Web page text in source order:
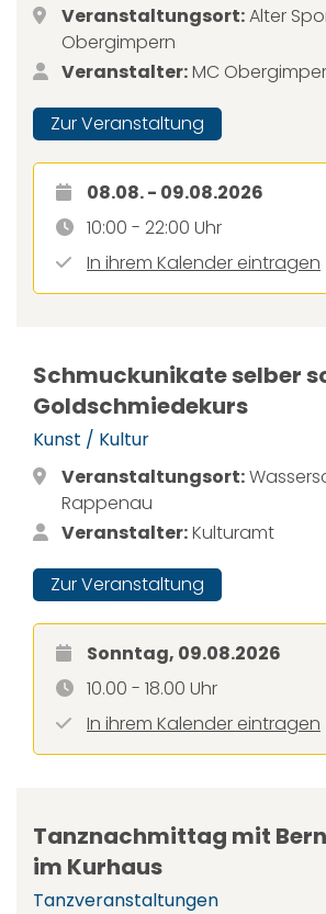
Veranstaltungsort:Alter
Obergimpern
Veranstalter:MC
Zur Veranstaltung
08.08. - 09.08.2026
10:00 - 22:00 Uhr
In ihrem Kalender eintragen
Schmuckunikate selber
Goldschmiedekurs
Kunst / Kultur
Veranstaltungsort:
Rappenau
Veranstalter:Kulturamt
Zur Veranstaltung
Sonntag, 09.08.2026
10.00 - 18.00 Uhr
In ihrem Kalender eintragen
Tanznachmittag mit
im Kurhaus
Tanzveranstaltungen